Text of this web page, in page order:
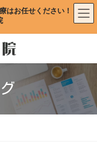
はお任せください！